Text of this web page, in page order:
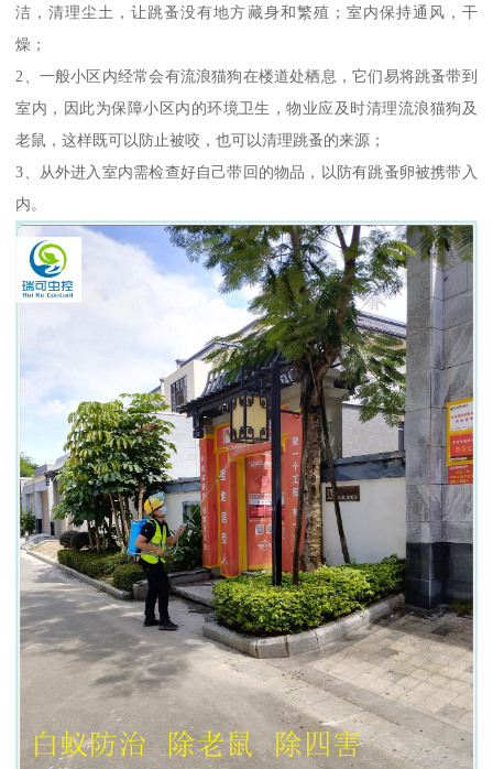
洁，清理尘土，让跳蚤没有地方藏身和繁殖；室内保持通风，干
燥；
2、一般小区内经常会有流浪猫狗在楼道处栖息，它们易将跳蚤带到
室内，因此为保障小区内的环境卫生，物业应及时清理流浪猫狗及
老鼠，这样既可以防止被咬，也可以清理跳蚤的来源；
3、从外进入室内需检查好自己带回的物品，以防有跳蚤卵被携带入
内。